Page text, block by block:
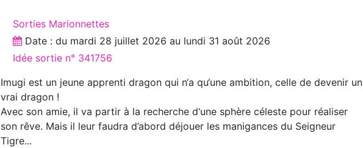
Sorties Marionnettes
Date : du mardi 28 juillet 2026 au lundi 31 août 2026
Idée sortie n° 341756
Imugi est un jeune apprenti dragon qui n‘a qu‘une ambition, celle de devenir un
vrai dragon !
Avec son amie, il va partir à la recherche d‘une sphère céleste pour réaliser
son rêve. Mais il leur faudra d’abord déjouer les manigances du Seigneur
Tigre...